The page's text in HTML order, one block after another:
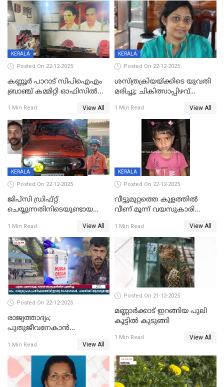
KERALA
Posted On 22-12-2025
കണ്ണൂർ പാറാട് സിപിഐഎം
ബ്രാഞ്ച് കമ്മിറ്റി ഓഫിസിൽ
ചിത്രങ്ങളടക്കം കത്തിയ
നിലയിൽ
1 Min Read View All
KERALA
Posted On 22-12-2025
ശസ്ത്രക്രിയയ്‌ക്കിടെ യുവതി
മരിച്ചു; ചികിത്സാപ്പിഴവ്
സംഭവം മാവേലിക്കരയിൽ
1 Min Read View All
KERALA
Posted On 22-12-2025
ജിപ്സി ഡ്രിഫ്റ്റ്
ചെയ്യുന്നതിനിടെയുണ്ടായ
ദാരുണാന്ത്യം; ജീപ്സി
ഓടിച്ചയാൾ അറസ്റ്റിൽ.
1 Min Read View All
KERALA
Posted On 22-12-2025
വീട്ടുമുറ്റത്തെ കുളത്തിൽ
വീണ് മൂന്ന് വയസുകാരി
1 Min Read View All
Posted On 22-12-2025
രാജ്യത്താദ്യം;
പുതുജീവനേകാൻ
എറണാകുളം സർക്കാർ
ജനറൽ
ആശുപത്രിയിലെത്തിച്ചു
1 Min Read View All
Posted On 21-12-2025
മണ്ണാർക്കാട് ഇറങ്ങിയ പുലി
കൂട്ടിൽ കുടുങ്ങി
1 Min Read View All